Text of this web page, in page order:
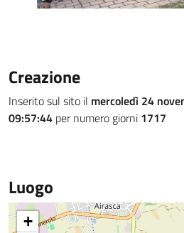
Creazione
Inserito sul sito il mercoledì 24
09:57:44 per numero giorni 1717
Luogo
+